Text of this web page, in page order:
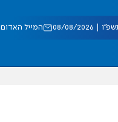
08/2026 המייל האדום